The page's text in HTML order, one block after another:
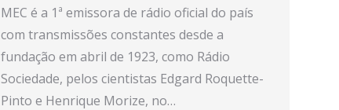
MEC é a 1ª emissora de rádio oficial do país
com transmissões constantes desde a
fundação em abril de 1923, como Rádio
Sociedade, pelos cientistas Edgard Roquette-
Pinto e Henrique Morize, no…